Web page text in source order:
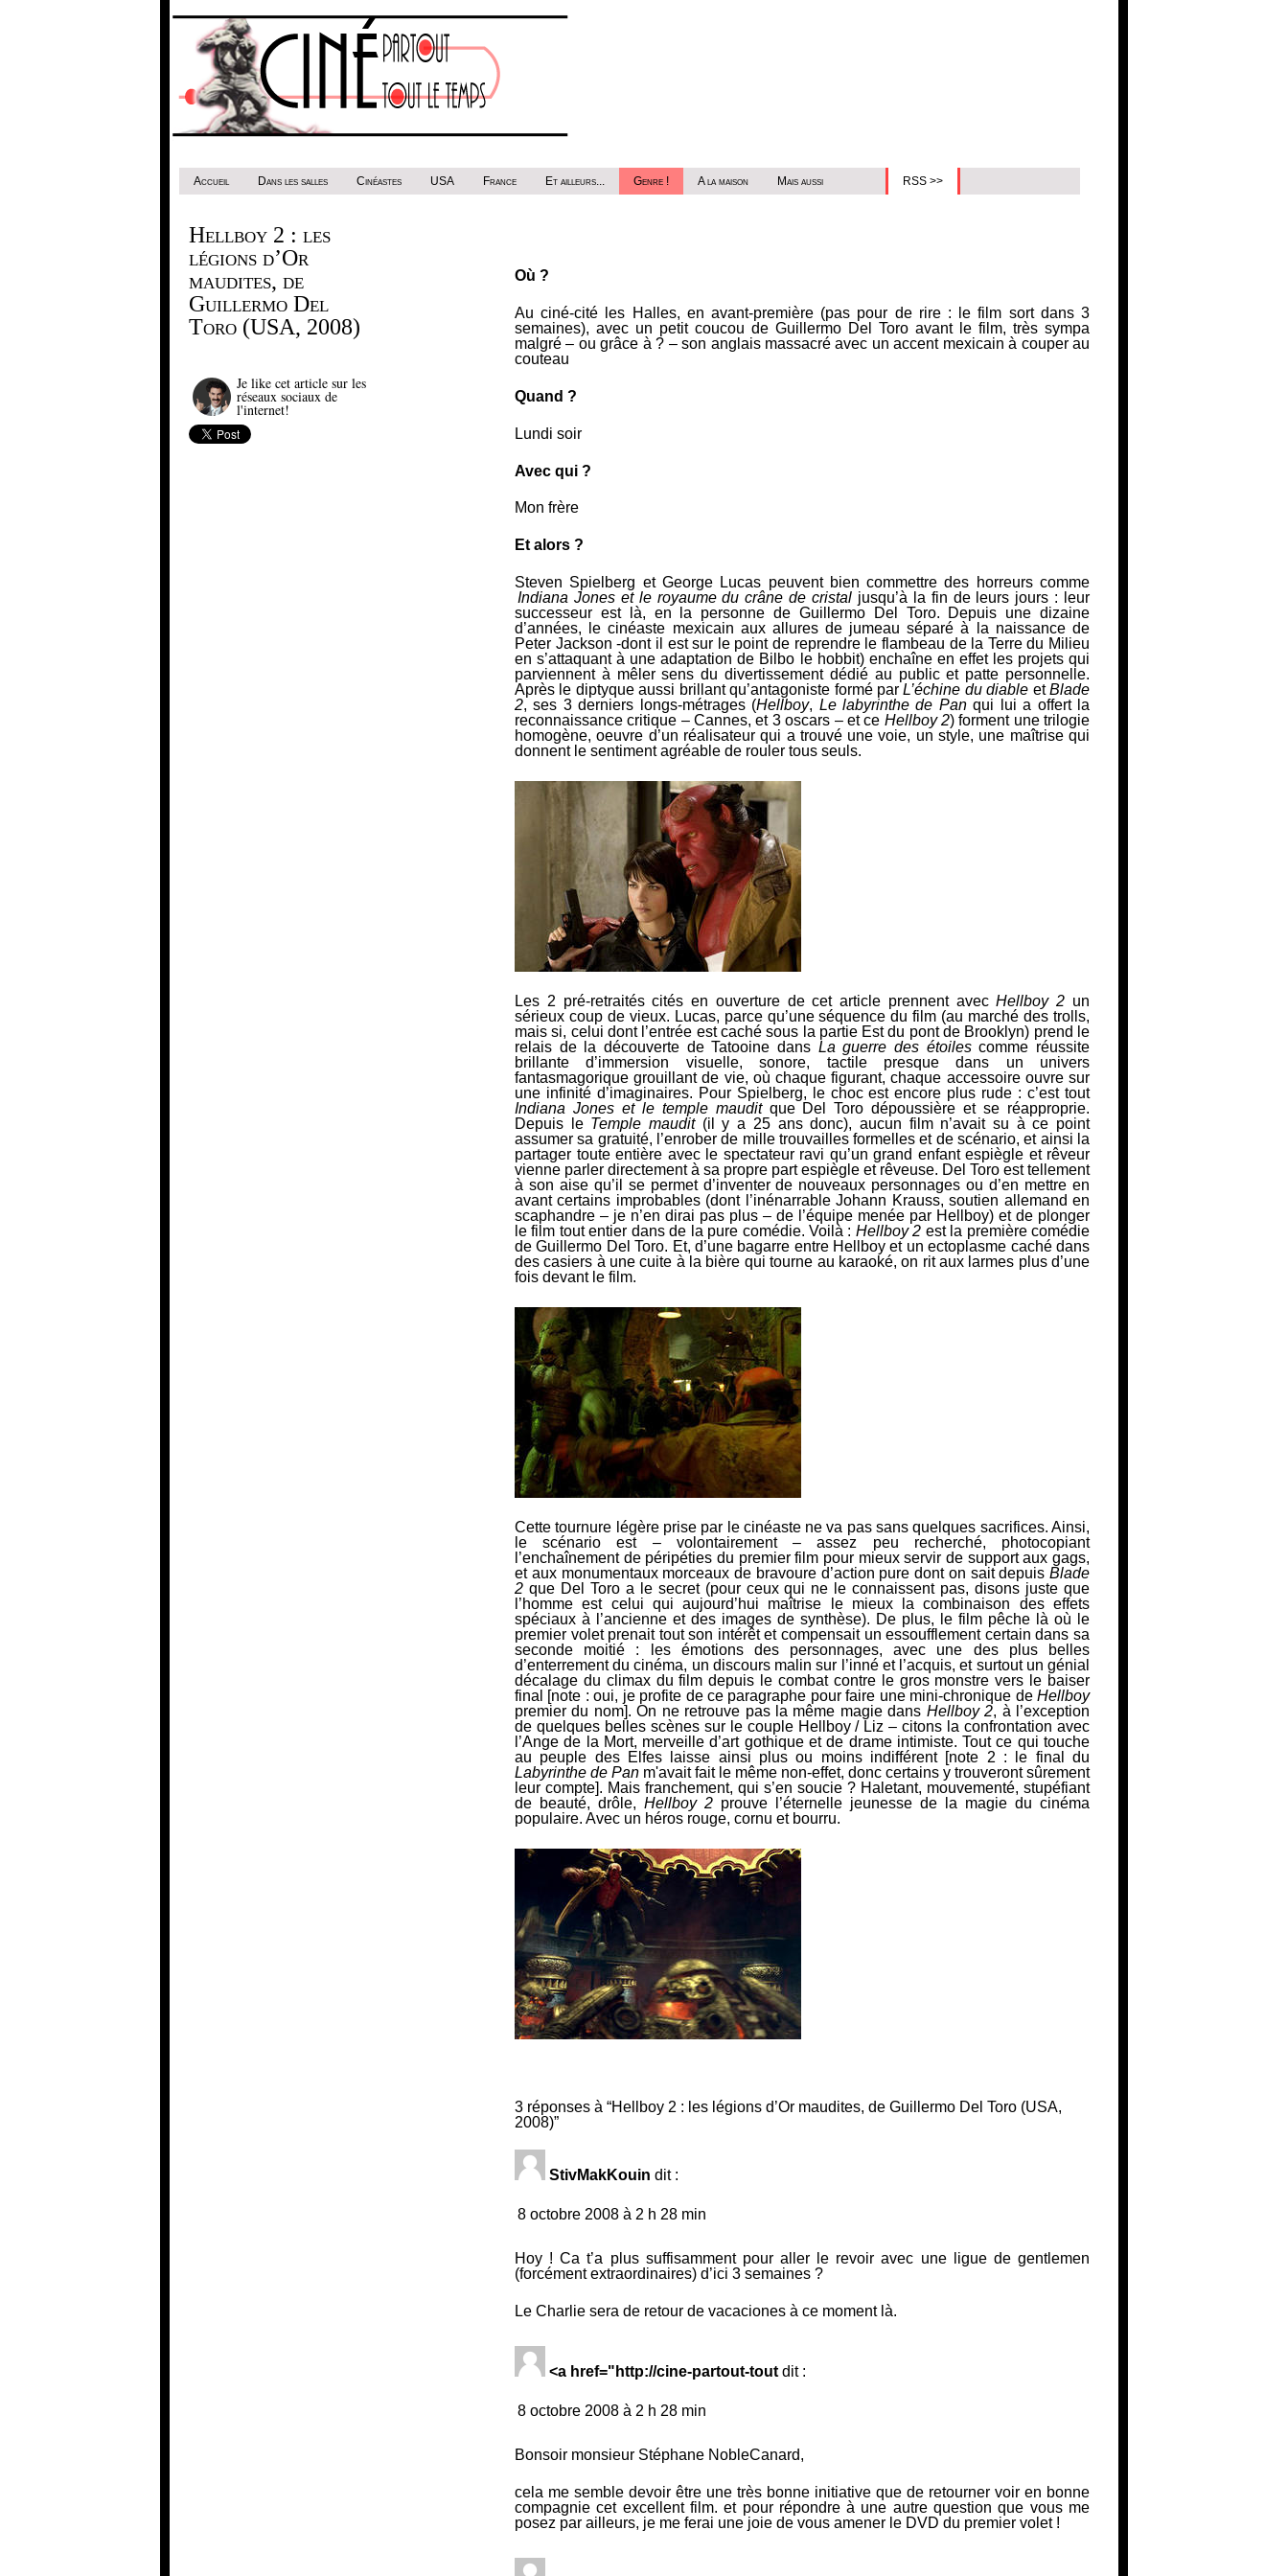
Accueil Dans les salles Cinéastes USA France Et ailleurs... Genre ! A la maison Mais aussi RSS >>
Hellboy 2 : les
légions d’Or
maudites, de
Guillermo Del
Toro (USA, 2008)
Je like cet article sur les
réseaux sociaux de
l'internet!
Où ?
Au ciné-cité les Halles, en avant-première (pas pour de rire : le film sort dans 3
semaines), avec un petit coucou de Guillermo Del Toro avant le film, très sympa
malgré – ou grâce à ? – son anglais massacré avec un accent mexicain à couper au
couteau
Quand ?
Lundi soir
Avec qui ?
Mon frère
Et alors ?
Steven Spielberg et George Lucas peuvent bien commettre des horreurs comme
Indiana Jones et le royaume du crâne de cristal jusqu’à la fin de leurs jours : leur
successeur est là, en la personne de Guillermo Del Toro. Depuis une dizaine
d’années, le cinéaste mexicain aux allures de jumeau séparé à la naissance de
Peter Jackson -dont il est sur le point de reprendre le flambeau de la Terre du Milieu
en s’attaquant à une adaptationde Bilbo le hobbit)enchaîne en effet les projets qui
parviennent à mêler sens du divertissement dédié au public et patte personnelle.
Après le diptyqueaussi brillant qu’antagoniste formé parL’échine du diable etBlade
2, ses 3 derniers longs-métrages (Hellboy, Le labyrinthe de Panqui lui a offert la
reconnaissance critique – Cannes, et 3 oscars – et ce Hellboy 2) forment une trilogie
homogène, oeuvre d’un réalisateur qui a trouvé une voie, un style, une maîtrise qui
donnent le sentiment agréable de rouler tous seuls.
Les 2 pré-retraités cités en ouverture de cet article prennent avecHellboy 2 un
sérieux coup de vieux. Lucas, parce qu’une séquence du film (au marché des trolls,
mais si, celui dont l’entrée est caché sous la partie Est du pont de Brooklyn) prend le
relais de la découverte de Tatooine dans La guerre des étoilescomme réussite
brillante d’immersion visuelle, sonore, tactile presque dans un univers
fantasmagorique grouillant de vie, où chaque figurant, chaque accessoire ouvre sur
une infinité d’imaginaires. Pour Spielberg, le choc est encore plus rude : c’est tout
Indiana Jones et le temple mauditque Del Toro dépoussière et se réapproprie.
Depuis le Temple maudit(il y a 25 ans donc), aucun filmn’avait su à ce point
assumer sa gratuité, l’enrober de mille trouvailles formelles et de scénario, et ainsi la
partager toute entière avec le spectateur ravi qu’un grand enfant espiègle etrêveur
vienne parler directement à sa propre part espiègle et rêveuse. Del Toro est tellement
à son aise qu’il se permet d’inventer de nouveaux personnages ou d’en mettre en
avant certains improbables (dont l’inénarrable Johann Krauss, soutien allemand en
scaphandre – je n’en dirai pas plus – de l’équipe menée par Hellboy) et de plonger
le film tout entier dans de la pure comédie. Voilà : Hellboy 2 est la première comédie
de Guillermo Del Toro. Et, d’une bagarre entre Hellboy et un ectoplasme caché dans
des casiers à une cuite à la bière qui tourne au karaoké, on rit aux larmes plus d’une
fois devant le film.
Cette tournure légère prise par le cinéaste ne va pas sans quelques sacrifices. Ainsi,
le scénario est – volontairement – assez peu recherché, photocopiant
l’enchaînement de péripéties du premierfilm pour mieux servir de support aux gags,
et aux monumentaux morceaux de bravoure d’action pure dont on sait depuis Blade
2 que Del Toro a le secret (pour ceux qui ne le connaissent pas, disons juste que
l’homme est celui qui aujourd’hui maîtrise le mieux la combinaison des effets
spéciaux à l’ancienne et des images de synthèse). De plus, le film pêche là où le
premier volet prenait tout son intérêt et compensait un essoufflement certain dans sa
seconde moitié : les émotions des personnages, avec une des plus belles
d’enterrement du cinéma, un discoursmalin sur l’inné et l’acquis, et surtout un génial
décalage du climaxdu film depuis le combat contre le gros monstre vers le baiser
final [note : oui, je profite de ce paragraphe pourfaire une mini-chronique deHellboy
premier du nom]. On ne retrouve pas la même magie dans Hellboy 2, à l’exception
de quelques belles scènes sur lecouple Hellboy / Liz – citons la confrontation avec
l’Ange de la Mort, merveille d’art gothique et de drame intimiste. Tout ce qui touche
au peuple des Elfes laisse ainsi plus ou moinsindifférent [note 2 : le final du
Labyrinthe de Pan m'avait fait le même non-effet, donc certains y trouveront sûrement
leur compte]. Mais franchement, qui s’en soucie ? Haletant, mouvementé, stupéfiant
de beauté, drôle, Hellboy 2 prouve l’éternelle jeunesse de la magie du cinéma
populaire. Avec un héros rouge, cornu et bourru.
3 réponses à “Hellboy 2 : les légions d’Or maudites, de Guillermo Del Toro (USA,
2008)”
StivMakKouin dit :
8 octobre 2008 à 2 h 28 min
Hoy ! Ca t’a plus suffisamment pour aller le revoir avec une ligue de gentlemen
(forcément extraordinaires) d’ici 3 semaines ?
Le Charlie sera de retour de vacaciones à ce moment là.
<a href="http://cine-partout-tout dit :
8 octobre 2008 à 2 h 28 min
Bonsoir monsieur Stéphane NobleCanard,
cela me semble devoir être une très bonne initiative que de retourner voir en bonne
compagnie cet excellent film. et pour répondre à une autre question que vous me
posez par ailleurs, je me ferai une joie de vous amener le DVD du premier volet !